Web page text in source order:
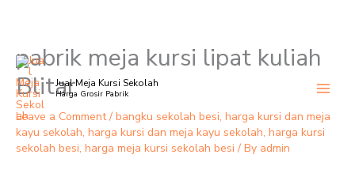
Skip
content
Jual Meja Kursi Sekolah
Harga Grosir Pabrik
pabrik meja kursi lipat kuliah
Blitar
Leave a Comment / bangku sekolah besi, harga kursi dan meja
kayu sekolah, harga kursi dan meja kayu sekolah, harga kursi
sekolah besi, harga meja kursi sekolah besi / By admin